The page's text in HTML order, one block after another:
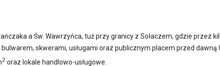
a Św. Wawrzyńca, tuż przy granicy z Sołaczem, gdzie przez
skwerami, usługami oraz publicznym placem przed
2 oraz lokale handlowo-usługowe.